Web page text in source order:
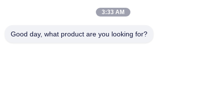
3:33 AM
Good day, what product are you looking for?